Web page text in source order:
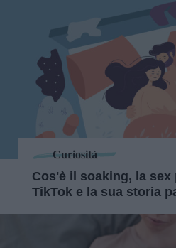
Curiosità
Cos'è il soaking, la
TikTok e la sua storia